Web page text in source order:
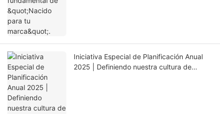
Iniciativa Especial de Planificación Anual
2025 | Definiendo nuestra cultura de